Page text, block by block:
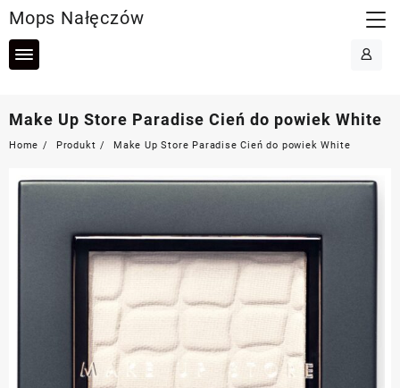
to
content
Mops Nałęczów
Make Up Store Paradise Cień do powiek White
Home Produkt Make Up Store Paradise Cień do powiek White